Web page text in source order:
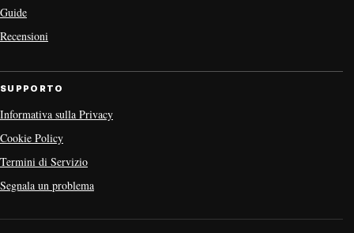
Guide
Recensioni
SUPPORTO
Informativa sulla Privacy
Cookie Policy
Termini di Servizio
Segnala un problema